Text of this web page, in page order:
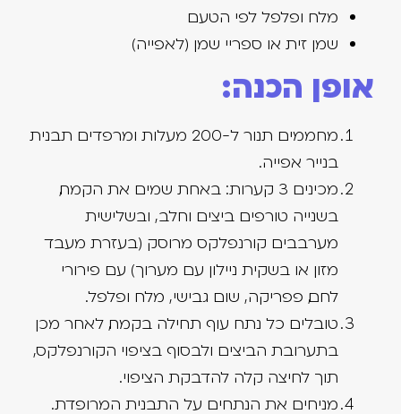
מלח ופלפל לפי הטעם
שמן זית או ספריי שמן (לאפייה)
אופן הכנה:
מחממים תנור ל-200 מעלות ומרפדים תבנית
בנייר אפייה.
מכינים 3 קערות: באחת שמים את הקמח,
בשנייה טורפים ביצים וחלב, ובשלישית
מערבבים קורנפלקס מרוסק (בעזרת מעבד
מזון או בשקית ניילון עם מערוך) עם פירורי
לחם, פפריקה, שום גבישי, מלח ופלפל.
טובלים כל נתח עוף תחילה בקמח, לאחר מכן
בתערובת הביצים ולבסוף בציפוי הקורנפלקס,
תוך לחיצה קלה להדבקת הציפוי.
מניחים את הנתחים על התבנית המרופדת.